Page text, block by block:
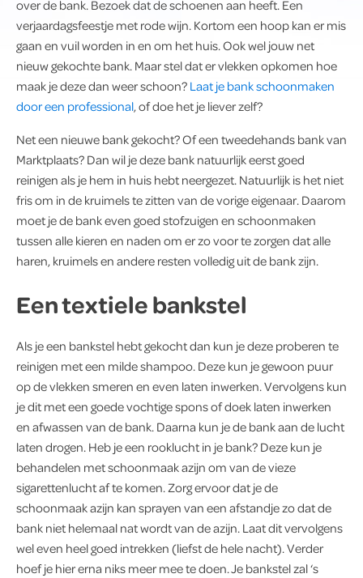
over de bank. Bezoek dat de schoenen aan heeft. Een
verjaardagsfeestje met rode wijn. Kortom een hoop kan er mis
gaan en vuil worden in en om het huis. Ook wel jouw net
nieuw gekochte bank. Maar stel dat er vlekken opkomen hoe
maak je deze dan weer schoon? Laat je bank schoonmaken
door een professional, of doe het je liever zelf?
Net een nieuwe bank gekocht? Of een tweedehands bank van
Marktplaats? Dan wil je deze bank natuurlijk eerst goed
reinigen als je hem in huis hebt neergezet. Natuurlijk is het niet
fris om in de kruimels te zitten van de vorige eigenaar. Daarom
moet je de bank even goed stofzuigen en schoonmaken
tussen alle kieren en naden om er zo voor te zorgen dat alle
haren, kruimels en andere resten volledig uit de bank zijn.
Een textiele bankstel
Als je een bankstel hebt gekocht dan kun je deze proberen te
reinigen met een milde shampoo. Deze kun je gewoon puur
op de vlekken smeren en even laten inwerken. Vervolgens kun
je dit met een goede vochtige spons of doek laten inwerken
en afwassen van de bank. Daarna kun je de bank aan de lucht
laten drogen. Heb je een rooklucht in je bank? Deze kun je
behandelen met schoonmaak azijn om van de vieze
sigarettenlucht af te komen. Zorg ervoor dat je de
schoonmaak azijn kan sprayen van een afstandje zo dat de
bank niet helemaal nat wordt van de azijn. Laat dit vervolgens
wel even heel goed intrekken (liefst de hele nacht). Verder
hoef je hier erna niks meer mee te doen. Je bankstel zal ‘s